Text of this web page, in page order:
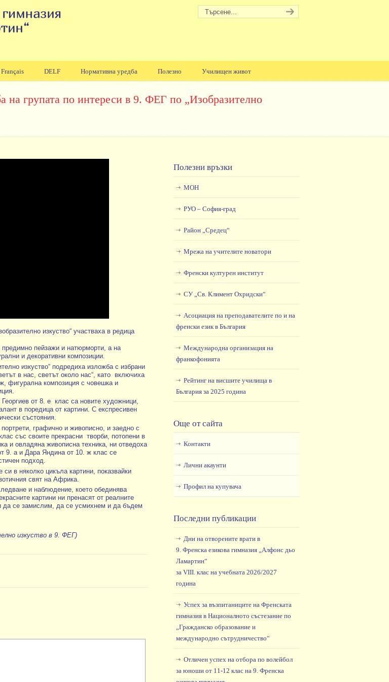
DELF Нормативна уредба Полезно Училищен живот
на групата по интереси в 9. ФЕГ по „Изобразително
изкуство“ участваха в редица
предимно пейзажи и натюрморти, а на
и декоративни композиции.
изкуство“ подредиха изложба с избрани
в нас, светът около нас“, като
включиха
фигурална композиция с човешка и
от 8. е клас са новите художници,
в поредица от картини. С експресивен
състояния.
графично и живописно, и заедно с
със своите прекрасни творби, потопени в
и овладяна живописна техника, ни отведоха
9. а и Дара Яндина от 10. ж клас се
подход.
си в няколко цикъла картини, показвайки
свят на Африка.
и наблюдение, което обединява
картини ни пренасят от реалните
да се замислим, да се усмихнем и да бъдем
изкуство в 9. ФЕГ)
Полезни връзки
МОН
РУО – София-град
Район „Средец“
Мрежа на учителите новатори
Френски културен институт
СУ „Св. Климент Охридски“
Асоциация на преподавателите по и на
френски език в България
Международна организация на
франкофонията
Рейтинг на висшите училища в
България за 2025 година
Още от сайта
Контакти
Лични акаунти
Профил на купувача
Последни публикации
Дни на отворените врати в
9. Френска езикова гимназия „Алфонс дьо
Ламартин“
за VIII. клас на учебната 2026/2027
година
Успех за възпитаниците на Френската
гимназия в Националното състезание по
„Гражданско образование и
международно сътрудничество“
Отличен успех на отбора по волейбол
за юноши от 11-12 клас на 9. Френска